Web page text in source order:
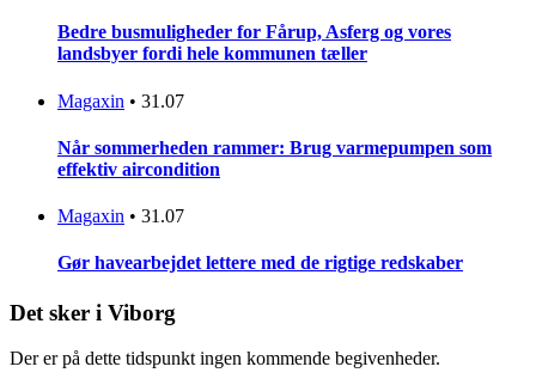
Bedre busmuligheder for Fårup, Asferg og vores
landsbyer fordi hele kommunen tæller
Magaxin • 31.07
Når sommerheden rammer: Brug varmepumpen som
effektiv aircondition
Magaxin • 31.07
Gør havearbejdet lettere med de rigtige redskaber
Det sker i Viborg
Der er på dette tidspunkt ingen kommende begivenheder.